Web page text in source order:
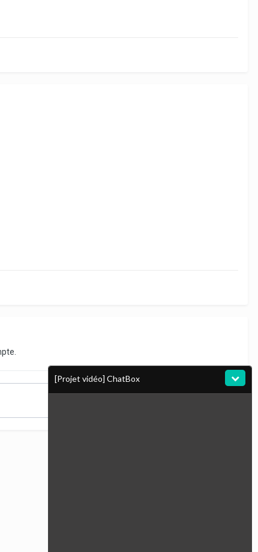
[Projet vidéo] ChatBox